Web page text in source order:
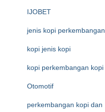
IJOBET
jenis kopi perkembangan
kopi jenis kopi
kopi perkembangan kopi
Otomotif
perkembangan kopi dan